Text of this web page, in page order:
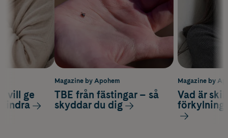
Magazine by
Vad är
förkylning
vill ge
lindra
Magazine by Apohem
TBE från fästingar – så
skyddar du dig